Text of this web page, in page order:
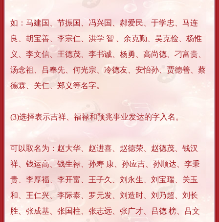
如：马建国、节振国、冯兴国、郝爱民、于学忠、马连
良、胡宝善、李宗仁、洪学 智 、余克勤、吴克俭、杨惟
义、李文信、王德茂、李书诚、杨勇、高尚德、刁富贵、
汤念祖、吕奉先、何光宗、冷德友、安怡孙、贾德善、蔡
德霖、关仁、郑义等名字。
(3)选择表示吉祥、福禄和预兆事业发达的字入名。
可以取名为：赵大华、赵进喜、赵德荣、赵德茂、钱汉
祥、钱运高、钱生禄、孙寿 康、孙应吉、孙顺达、李秉
贵、李厚福、李开富、王子久、刘永生、刘宝瑞、关玉
和、王仁兴、李际泰、罗元发、刘造时、刘乃超、刘长
胜、张成基、张国柱、张志远、张广才、吕德 榜、吕文